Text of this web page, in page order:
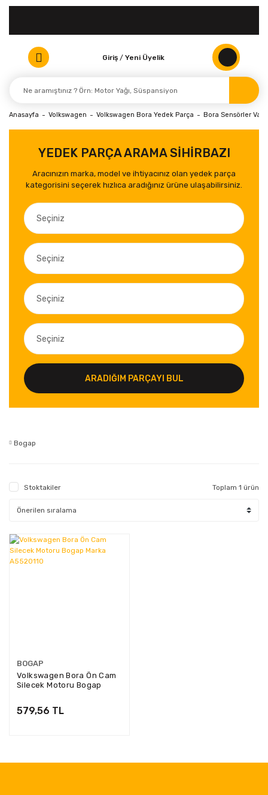
Giriş / Yeni Üyelik
Anasayfa Volkswagen Volkswagen Bora Yedek Parça Bora Sensörler
YEDEK PARÇA ARAMA SİHİRBAZI
Aracınızın marka, model ve ihtiyacınız olan yedek parça
kategorisini seçerek hızlıca aradığınız ürüne ulaşabilirsiniz.
ARADIĞIM PARÇAYI BUL
Bogap
Stoktakiler Toplam 1 ürün
BOGAP
Volkswagen Bora Ön Cam
Silecek Motoru Bogap
579,56 TL